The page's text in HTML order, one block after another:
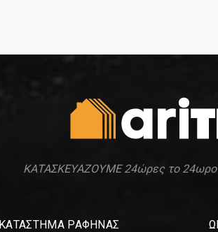
ΚΑΤΑΣΚΕΥΑΖΟΥΜΕ 24ώρες το 24ωρο
ΚΑΤΑΣΤΗΜΑ ΡΑΦΗΝΑΣ